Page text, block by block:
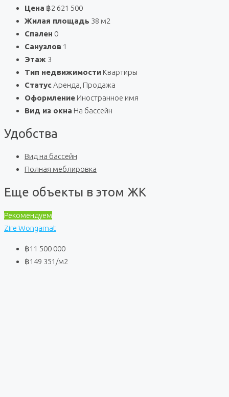
Цена ฿2 621 500
Жилая площадь 38 м2
Спален 0
Санузлов 1
Этаж 3
Тип недвижимости Квартиры
СтатусАренда, Продажа
Оформление Иностранное имя
Вид из окна На бассейн
Удобства
Вид на бассейн
Полная меблировка
Еще объекты в этом ЖК
Рекомендуем
Zire Wongamat
฿11 500 000
฿149 351 /м2